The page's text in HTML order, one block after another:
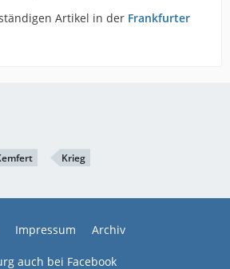
Artikel in der Frankfurter
Krieg
Impressum Archiv
auch bei Facebook